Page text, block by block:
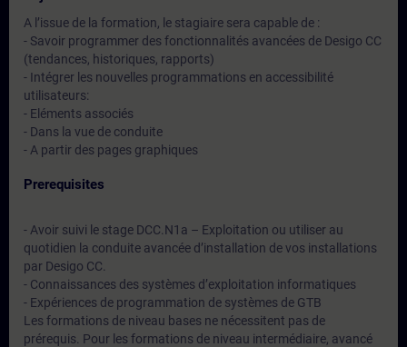
A l’issue de la formation, le stagiaire sera capable de :
- Savoir programmer des fonctionnalités avancées de Desigo CC
(tendances, historiques, rapports)
- Intégrer les nouvelles programmations en accessibilité
utilisateurs:
- Eléments associés
- Dans la vue de conduite
- A partir des pages graphiques
Prerequisites
- Avoir suivi le stage DCC.N1a – Exploitation ou utiliser au
quotidien la conduite avancée d’installation de vos installations
par Desigo CC.
- Connaissances des systèmes d’exploitation informatiques
- Expériences de programmation de systèmes de GTB
Les formations de niveau bases ne nécessitent pas de
prérequis. Pour les formations de niveau intermédiaire, avancé